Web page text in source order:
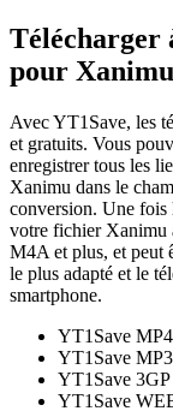
Télécharger
pour Xanimu
Avec YT1Save, les
et gratuits. Vous
enregistrer tous les
Xanimu dans le
conversion. Une fois
votre fichier Xanimu
M4A et plus, et peut
le plus adapté et le
smartphone.
YT1Save MP4
YT1Save MP3
YT1Save 3GP
YT1Save